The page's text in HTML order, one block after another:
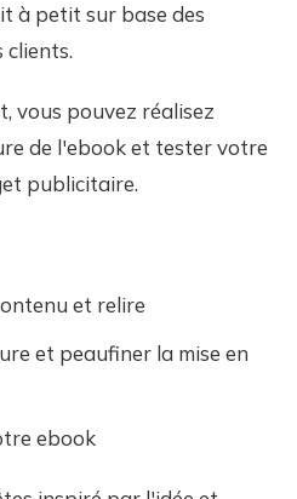
à petit sur base des
clients.
vous pouvez réalisez
de l'ebook et tester votre
publicitaire.
et relire
et peaufiner la mise en
ebook